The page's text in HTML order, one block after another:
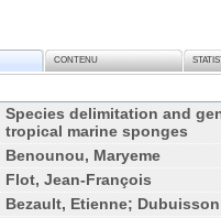
CONTENU
Species delimitation and
tropical marine sponges
Benounou, Maryeme
Flot, Jean-François
Bezault, Etienne;